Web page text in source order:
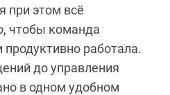
при этом всё
чтобы команда
продуктивно работала.
до управления
в одном удобном